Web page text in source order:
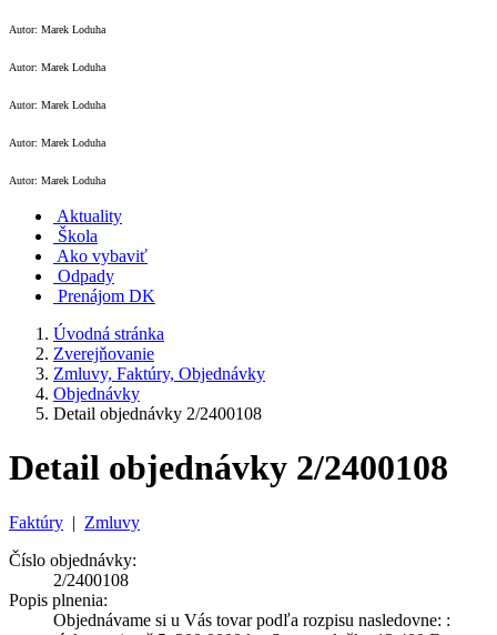
Autor: Marek Loduha
Autor: Marek Loduha
Autor: Marek Loduha
Autor: Marek Loduha
Autor: Marek Loduha
Aktuality
Škola
Ako vybaviť
Odpady
Prenájom DK
Úvodná stránka
Zverejňovanie
Zmluvy, Faktúry, Objednávky
Objednávky
Detail objednávky 2/2400108
Detail objednávky 2/2400108
Faktúry | Zmluvy
Číslo objednávky:
2/2400108
Popis plnenia:
Objednávame si u Vás tovar podľa rozpisu nasledovne: :